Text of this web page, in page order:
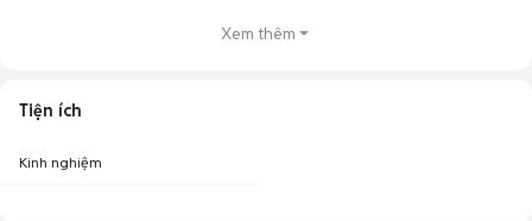
Xem thêm
Tiện ích
Kinh nghiệm